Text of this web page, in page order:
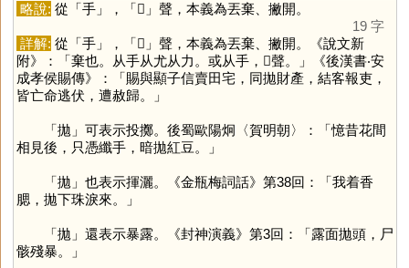
略說: 從「手」，「𡯄 」聲，本義為丟棄、撇開。
19 字
詳解: 從「手」，「𡯄 」聲，本義為丟棄、撇開。《說文新
附》：「棄也。从手从尤从力。或从手，𡯄聲。」《後漢書‧安
成孝侯賜傳》：「賜與顯子信賣田宅，同拋財產，結客報吏，
皆亡命逃伏，遭赦歸。」
「拋」可表示投擲。後蜀歐陽炯〈賀明朝〉：「憶昔花間
相見後，只憑纖手，暗拋紅豆。」
「拋」也表示揮灑。《金瓶梅詞話》第38回：「我着香
腮，拋下珠淚來。」
「拋」還表示暴露。《封神演義》第3回：「露面拋頭，尸
骸殘暴。」